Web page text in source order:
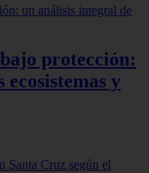
protección:
y